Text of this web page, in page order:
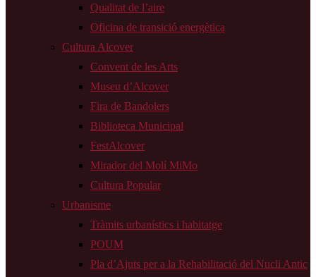
Qualitat de l’aire
Oficina de transició energètica
Cultura Alcover
Convent de les Arts
Museu d’Alcover
Fira de Bandolers
Biblioteca Municipal
FestAlcover
Mirador del Molí MiMo
Cultura Popular
Urbanisme
Tràmits urbanístics i habitatge
POUM
Pla d’Ajuts per a la Rehabilitació del Nucli Antic